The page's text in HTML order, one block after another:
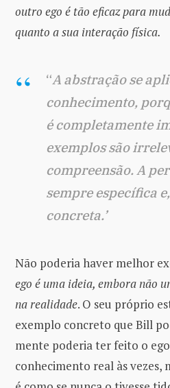
outro ego é tão eficaz para
quanto a sua interação física.
“A abstração se
conhecimento,
é completamente
exemplos são
compreensão. A
sempre específica
concreta.’
Não poderia haver melhor
ego é uma ideia, embora não
na realidade. O seu próprio
exemplo concreto que Bill
mente poderia ter feito o
conhecimento real às vezes,